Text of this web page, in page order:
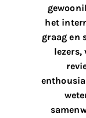
het
graag en